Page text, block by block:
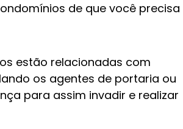
de que você precisa
estão relacionadas com
os agentes de portaria ou
para assim invadir e realizar